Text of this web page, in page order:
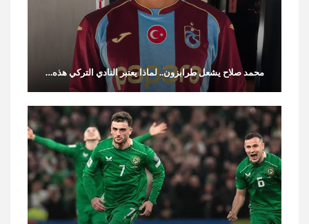
محمد صلاح يشعل طرابزون.. لماذا يعتبر النادي التركي هذه…